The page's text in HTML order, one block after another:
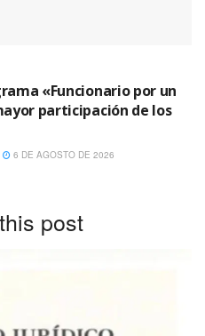
«Funcionario por un
participación de los
6 DE AGOSTO DE 2026
post